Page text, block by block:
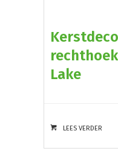
Lake
LEES VERDER